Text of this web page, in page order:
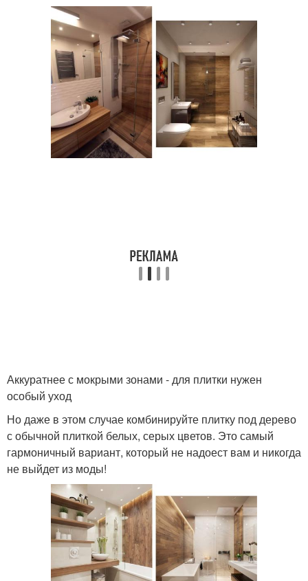
Аккуратнее с мокрыми зонами - для плитки нужен
особый уход
Но даже в этом случае комбинируйте плитку под дерево
с обычной плиткой белых, серых цветов. Это самый
гармоничный вариант, который не надоест вам и никогда
не выйдет из моды!